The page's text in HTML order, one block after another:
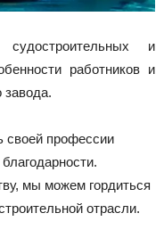
и
работников и
завода.
своей профессии
мы можем гордиться
отрасли.